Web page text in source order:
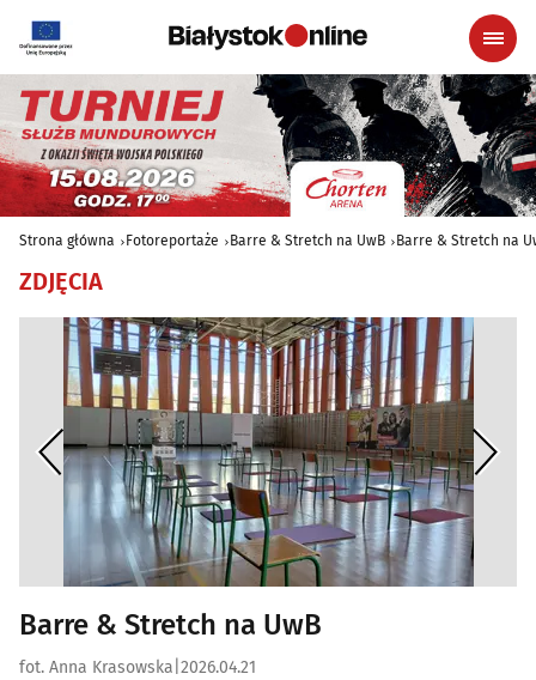
Strona główna Fotoreportaże Barre & Stretch na UwB Barre & Stretch na
ZDJĘCIA
Barre & Stretch na UwB
fot. Anna Krasowska 2026.04.21